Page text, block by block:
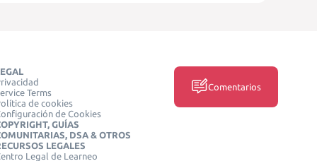
Terms
de cookies
de Cookies
GUÍAS
DSA & OTROS
LEGALES
Legal de Learneo
Comentarios